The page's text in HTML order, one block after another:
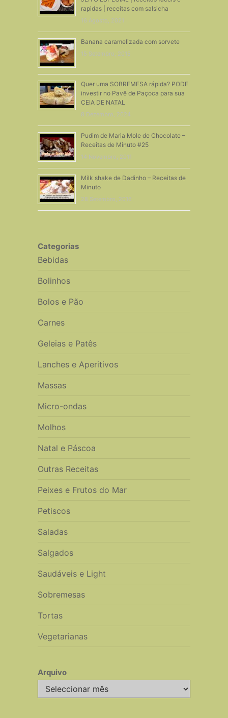
rapidas | receitas com salsicha
16 Agosto, 2021
Banana caramelizada com sorvete
15 Setembro, 2015
Quer uma SOBREMESA rápida? PODE
investir no Pavê de Paçoca para sua
CEIA DE NATAL
8 Dezembro, 2024
Pudim de Maria Mole de Chocolate –
Receitas de Minuto #25
14 Novembro, 2011
Milk shake de Dadinho – Receitas de
Minuto
28 Setembro, 2016
Categorias
Bebidas
Bolinhos
Bolos e Pão
Carnes
Geleias e Patês
Lanches e Aperitivos
Massas
Micro-ondas
Molhos
Natal e Páscoa
Outras Receitas
Peixes e Frutos do Mar
Petiscos
Saladas
Salgados
Saudáveis e Light
Sobremesas
Tortas
Vegetarianas
Arquivo
Arquivo